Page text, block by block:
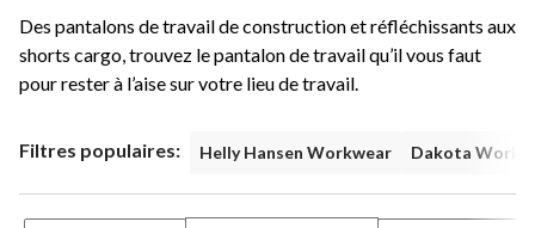
Des pantalons de travail de construction et réfléchissants aux
shorts cargo, trouvez le pantalon de travail qu’il vous faut
pour rester à l’aise sur votre lieu de travail.
Filtres populaires: Helly Hansen Workwear Dakota